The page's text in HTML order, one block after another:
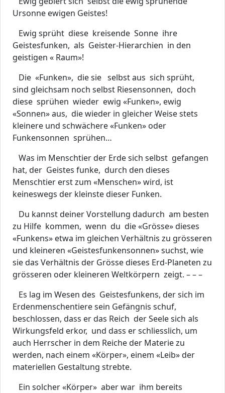
Ursonne ewigen Geistes!
Ewig sprüht diese kreisende Sonne ihre
Geistesfunken, als Geister-Hierarchien in den
geistigen « Raum»!
Die «Funken», die sie selbst aus sich sprüht,
sind gleichsam noch selbst Riesensonnen, doch
diese sprühen wieder ewig «Funken», ewig
«Sonnen» aus, die wieder in gleicher Weise stets
kleinere und schwächere «Funken» oder
Funkensonnen sprühen…
Was im Menschtier der Erde sich selbst gefangen
hat, der Geistes funke, durch den dieses
Menschtier erst zum «Menschen» wird, ist
keineswegs der kleinste dieser Funken.
Du kannst deiner Vorstellung dadurch am besten
zu Hilfe kommen, wenn du die «Grösse» dieses
«Funkens» etwa im gleichen Verhältnis zu grösseren
und kleineren «Geistesfunkensonnen» suchst, wie
sie das Verhältnis der Grösse dieses Erd-Planeten zu
grösseren oder kleineren Weltkörpern zeigt. – – –
Es lag im Wesen des Geistesfunkens, der sich im
Erdenmenschentiere sein Gefängnis schuf,
beschlossen, dass er das Reich der Seele sich als
Wirkungsfeld erkor, und dass er schliesslich, um
auch Herrscher in dem Reiche der Materie zu
werden, nach einem «Körper», einem «Leib» der
materiellen Gestaltung strebte.
Ein solcher «Körper» aber war ihm bereits